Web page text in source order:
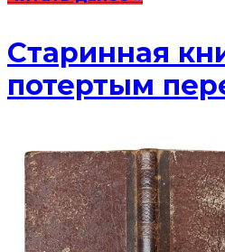
Старинная
потертым